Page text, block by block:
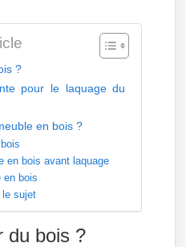
?
pour le laquage du
en bois ?
en bois avant laquage
en bois
le sujet
du bois ?